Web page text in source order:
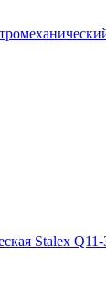
Stalex